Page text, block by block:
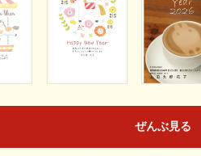
ぜんぶ見る